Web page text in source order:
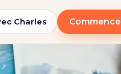
Charles